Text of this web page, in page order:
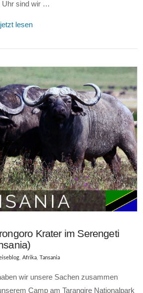
VIEW POST
Uhr sind wir …
lesen
Krater im Serengeti
,Afrika, Tansania
wir unsere Sachen zusammen
Camp am Tarangire Nationalpark